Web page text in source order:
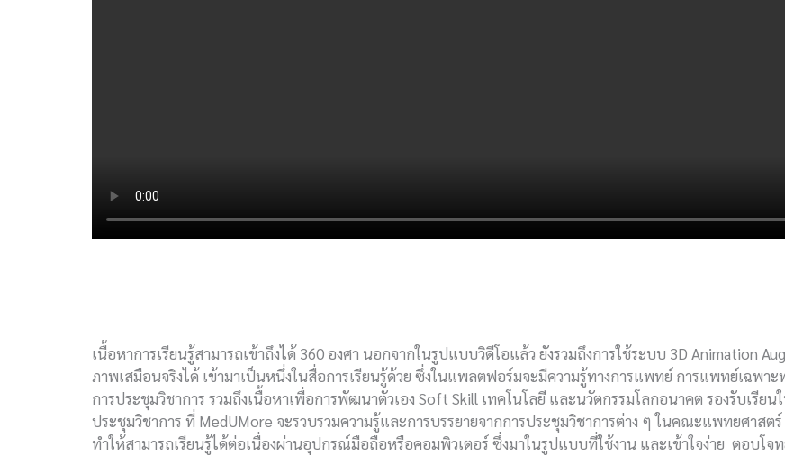
เนื้อหาการเรียนรู้สามารถเข้าถึงได้ 360 องศา นอกจากในรูปแบบวิดีโอแล้ว ยังรวมถึงการใช้ระบบ 3D Animation
ภาพเสมือนจริงได้ เข้ามาเป็นหนึ่งในสื่อการเรียนรู้ด้วย ซึ่งในแพลตฟอร์มจะมีความรู้ทางการแพทย์ การแพทย์เฉพ
การประชุมวิชาการ รวมถึงเนื้อหาเพื่อการพัฒนาตัวเอง Soft Skill เทคโนโลยี และนวัตกรรมโลกอนาคต รองรับเรีย
ประชุมวิชาการ ที่ MedUMore จะรวบรวมความรู้และการบรรยายจากการประชุมวิชาการต่าง ๆ ในคณะแพทยศาส
ทำให้สามารถเรียนรู้ได้ต่อเนื่องผ่านอุปกรณ์มือถือหรือคอมพิวเตอร์ ซึ่งมาในรูปแบบที่ใช้งาน และเข้าใจง่าย ตอบโ